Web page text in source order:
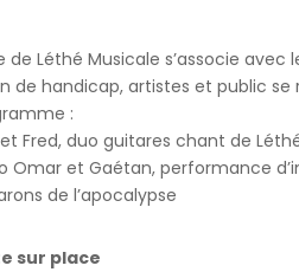
de Léthé Musicale s’associe
de handicap, artistes et public
:
Fred, duo guitares chant de
Omar et Gaétan, performance
de l’apocalypse
sur place